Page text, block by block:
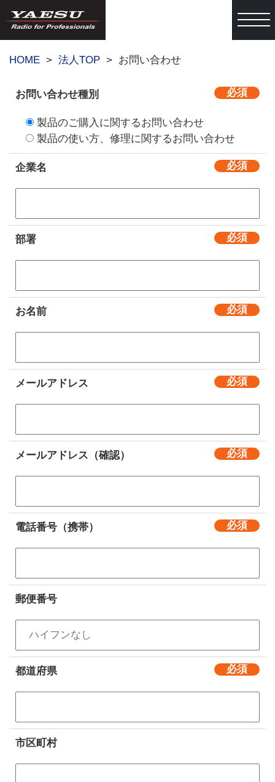
HOME 法人TOP お問い合わせ
お問い合わせ種別
製品のご購入に関するお問い合わせ
製品の使い方、修理に関するお問い合わせ
企業名
部署
お名前
メールアドレス
メールアドレス（確認）
電話番号（携帯）
郵便番号
都道府県
市区町村